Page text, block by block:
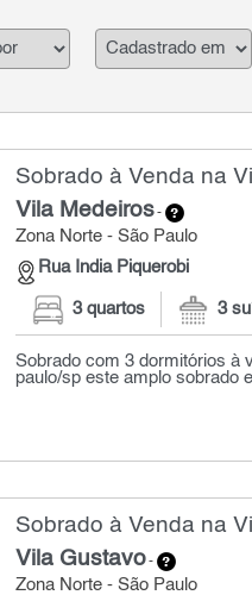
Sobrado à Venda na
Vila Medeiros-
Zona Norte - São Paulo
Rua India Piquerobi
3 quartos 3
Sobrado com 3 dormitórios à
paulo/sp este amplo sobrado
Sobrado à Venda na
Vila Gustavo-
Zona Norte - São Paulo